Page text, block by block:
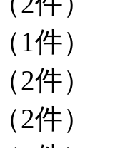
（1件）
（2件）
（2件）